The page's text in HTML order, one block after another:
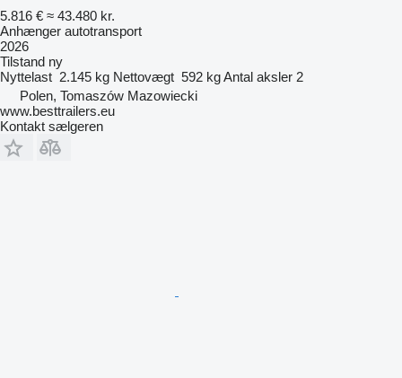
5.816 € ≈ 43.480 kr.
Anhænger autotransport
2026
Tilstand ny
Nyttelast 2.145 kg Nettovægt 592 kgAntal aksler 2
Polen, Tomaszów Mazowiecki
www.besttrailers.eu
Kontakt sælgeren